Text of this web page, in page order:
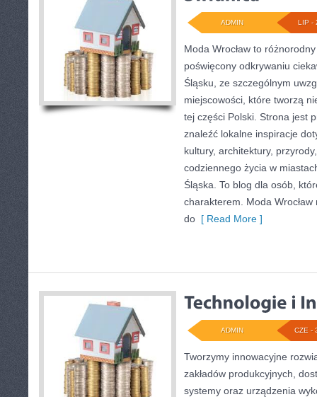
LIP -
ADMIN
Moda Wrocław to
poświęcony odkrywaniu
Śląsku, ze szczególnym
miejscowości, które tworzą
tej części Polski. Strona jest
znaleźć lokalne inspiracje
kultury, architektury,
codziennego życia w
Śląska. To blog dla osób,
charakterem. Moda Wrocław
do [ Read More ]
CZE -
ADMIN
Tworzymy innowacyjne
zakładów produkcyjnych,
systemy oraz urządzenia